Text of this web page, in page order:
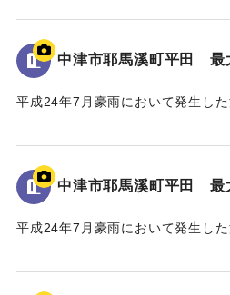
び観測史上二番目となる記録的豪
有の被害を受けた。
山国川中流域では、この二度の
このため、国土交通省では「山
事業」を平成二十五年五月に採択
ロ区間において、堤防整備や河道
この間、事業の推進にあたり、
地面から70cmの位置に水位が示さ
｜固有コード: 09922072
中津市耶馬溪町平田 最
平成24年7月豪雨において発生し
地面から160cmの位置に水位が示
｜固有コード: 09922071
中津市耶馬溪町平田 最
平成24年7月豪雨において発生し
地面から105cmの位置に水位が示